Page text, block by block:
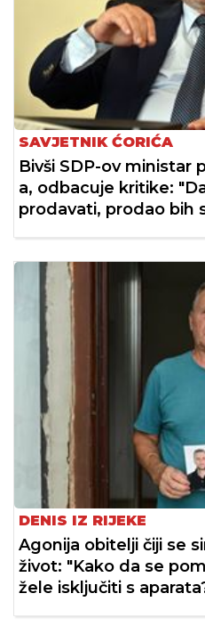
SAVJETNIK ĆORIĆA
Bivši SDP-ov ministar
a, odbacuje kritike:
prodavati, prodao bih
DENIS IZ RIJEKE
Agonija obitelji čiji se
život: "Kako da se
žele isključiti s